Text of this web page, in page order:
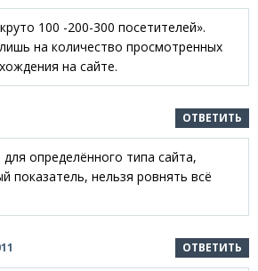
100 -200-300 посетителей».
на количество просмотренных
на сайте.
ОТВЕТИТЬ
определённого типа сайта,
показатель, нельзя ровнять всё
ОТВЕТИТЬ